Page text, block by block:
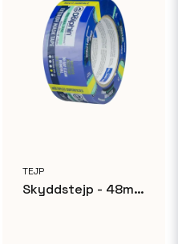
TEJP
Skyddstejp - 48mm x 50m